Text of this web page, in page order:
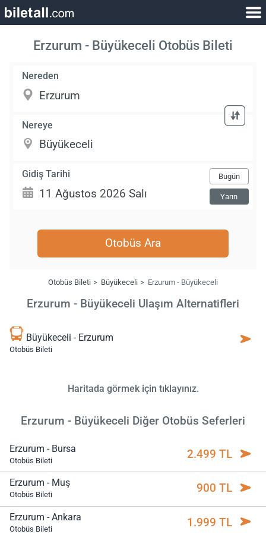
Erzurum - Büyükeceli Otobüs Bileti
Nereden
Nereye
Gidiş Tarihi Bugün
Yarın
Otobüs Ara
Otobüs Bileti Büyükeceli Erzurum - Büyükeceli
Erzurum - Büyükeceli Ulaşım Alternatifleri
Büyükeceli - Erzurum
Otobüs Bileti
Haritada görmek için tıklayınız.
Erzurum - Büyükeceli Diğer Otobüs Seferleri
Erzurum - Bursa
Otobüs Bileti 2.499 TL
Erzurum - Muş
Otobüs Bileti 900 TL
Erzurum - Ankara
Otobüs Bileti 1.999 TL